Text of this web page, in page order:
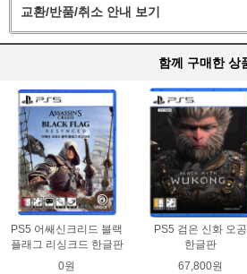
교환/반품/취소 안내 보기
함께 구매한 상
PS5 어쌔신크리드 블랙
플래그 리싱크드 한글판
0원
PS5 검은 신화 오공
한글판
67,800원